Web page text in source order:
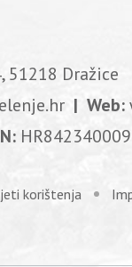
51218 Dražice
| Web:
korištenja